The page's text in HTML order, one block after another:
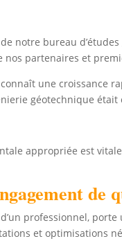
notre bureau
partenaires et
une croissance
géotechnique
appropriée est
de
professionnel,
et optimisations